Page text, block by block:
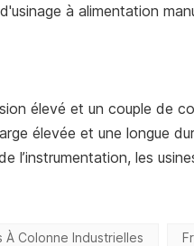
à alimentation
élevé et un couple de
élevée et une longue
l’instrumentation, les
À Colonne Industrielles